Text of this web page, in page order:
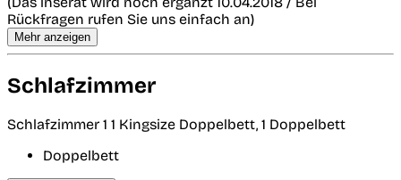
Rückfragen rufen Sie uns einfach an)
Mehr anzeigen
Schlafzimmer
Schlafzimmer 1 1 Kingsize Doppelbett, 1 Doppelbett
Doppelbett